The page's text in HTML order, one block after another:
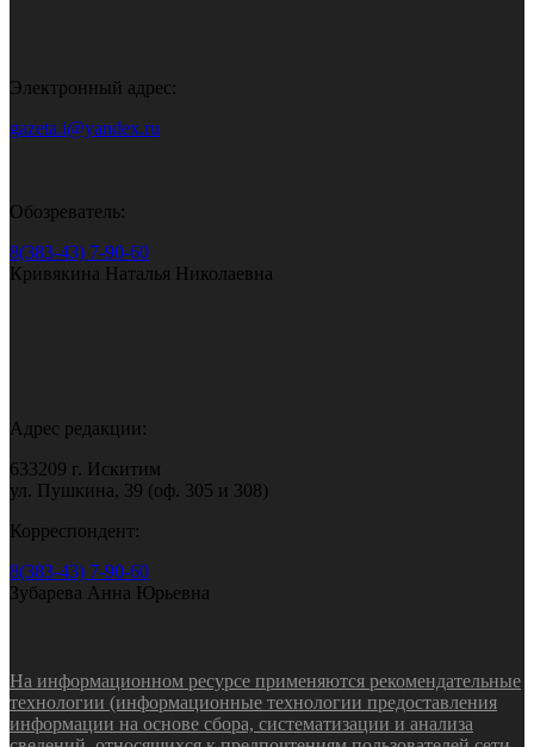
Электронный адрес:
gazeta.i@yandex.ru
Обозреватель:
8(383-43) 7-90-60
Кривякина Наталья Николаевна
Адрес редакции:
633209 г. Искитим
ул. Пушкина, 39 (оф. 305 и 308)
Корреспондент:
8(383-43) 7-90-60
Зубарева Анна Юрьевна
На информационном ресурсе применяются рекомендательные
технологии (информационные технологии предоставления
информации на основе сбора, систематизации и анализа